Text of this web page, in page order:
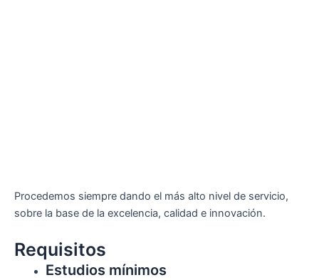
Procedemos siempre dando el más alto nivel de servicio,
sobre la base de la excelencia, calidad e innovación.
Requisitos
Estudios mínimos